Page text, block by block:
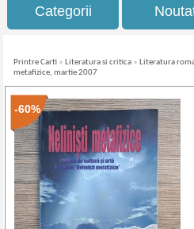
Categorii
Printre Carti » Literatura si critica » Literatura
metafizice, martie 2007
-60%